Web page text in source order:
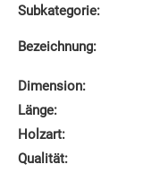
Subkategorie:
Bezeichnung:
Dimension:
Länge:
Holzart:
Qualität: